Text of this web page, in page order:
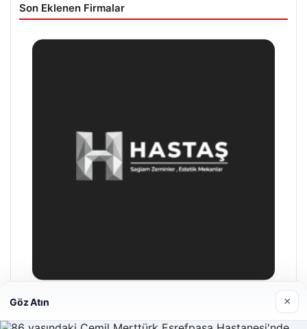
Son Eklenen Firmalar
Enes Kaplan Avukatlık Bürosu
04/28/2026
Göz Atın ×